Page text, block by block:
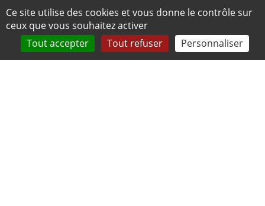
Panneau de gestion des cookies
Ce site utilise des cookies et vous donne le contrôle sur
ceux que vous souhaitez activer
Tout accepter
Tout refuser Personnaliser